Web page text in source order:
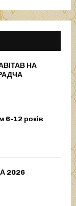
НА
6-12 років
2026